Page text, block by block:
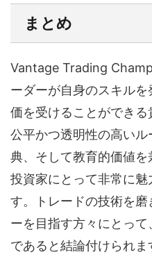
まとめ
Vantage Trading
ーダーが自身のスキル
価を受けることができる
公平かつ透明性の高い
典、そして教育的価値を
投資家にとって非常に
す。トレードの技術を
ーを目指す方々にとっ
であると結論付けられま